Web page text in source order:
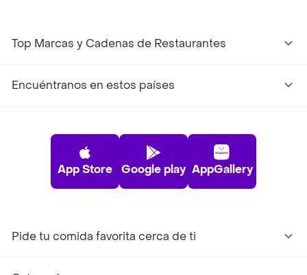
Top Marcas y Cadenas de Restaurantes
Encuéntranos en estos países
App Store Google play AppGallery
Pide tu comida favorita cerca de ti